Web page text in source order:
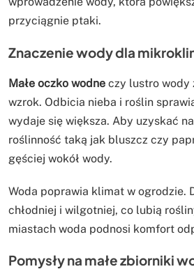
przyciągnie ptaki.
Znaczenie wody dla
Małe oczko wodne czy lustro wody
wzrok. Odbicia nieba i roślin
wydaje się większa. Aby uzyskać
roślinność taką jak bluszcz czy
gęściej wokół wody.
Woda poprawia klimat w ogrodzie.
chłodniej i wilgotniej, co lubią
miastach woda podnosi komfort
Pomysły na małe zbiorniki